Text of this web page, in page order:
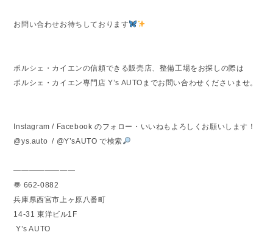
お問い合わせお待ちしております
ポルシェ・カイエンの信頼できる販売店、整備工場をお探しの際は
ポルシェ・カイエン専門店 Y’s AUTOまでお問い合わせくださいませ。
Instagram / Facebook のフォロー・いいねもよろしくお願いします！
@ys.auto / @Y’sAUTO で検索
————————
〠 662-0882
兵庫県西宮市上ヶ原八番町
14-31 東洋ビル1F
Y’s AUTO